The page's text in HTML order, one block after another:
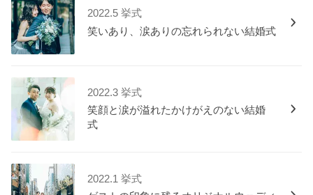
2022.5 挙式
笑いあり、涙ありの忘れられない結婚式
2022.3 挙式
笑顔と涙が溢れたかけがえのない結婚
式
2022.1 挙式